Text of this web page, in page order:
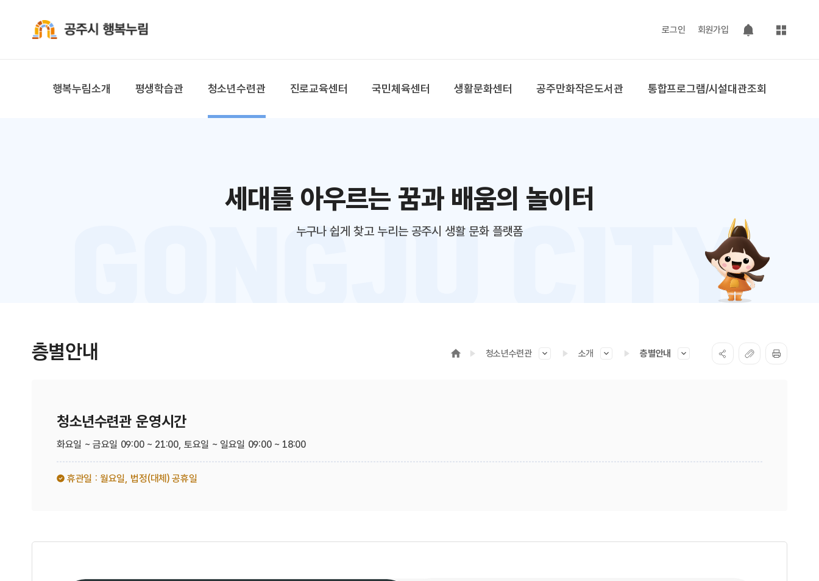
로그인 회원가입
팝업 열기
사이트맵
행복누림소개 평생학습관 청소년수련관 진로교육센터 국민체육센터 생활문화센터 공주만화작은도서관 통합프로그램/시설대관조회
세대를 아우르는 꿈과 배움의 놀이터
누구나 쉽게 찾고 누리는 공주시 생활 문화 플랫폼
층별안내 청소년수련관 소개 층별안내
청소년수련관 운영시간
화요일 ~ 금요일 09:00 ~ 21:00, 토요일 ~ 일요일 09:00 ~ 18:00
휴관일 : 월요일, 법정(대체) 공휴일